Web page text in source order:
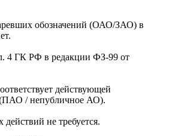
обозначений (ОАО/ЗАО) в
4 ГК РФ в редакции ФЗ-99 от
действующей
/ непубличное АО).
не требуется.